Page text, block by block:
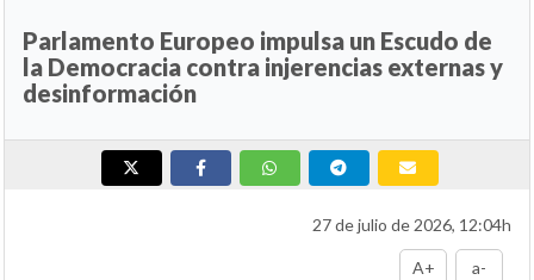
Parlamento Europeo impulsa un Escudo de
la Democracia contra injerencias externas y
desinformación
27 de julio de 2026, 12:04h
A+ a-